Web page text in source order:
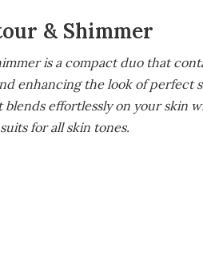
& Shimmer
is a compact duo that
enhancing the look of perfect
effortlessly on your skin
for all skin tones.